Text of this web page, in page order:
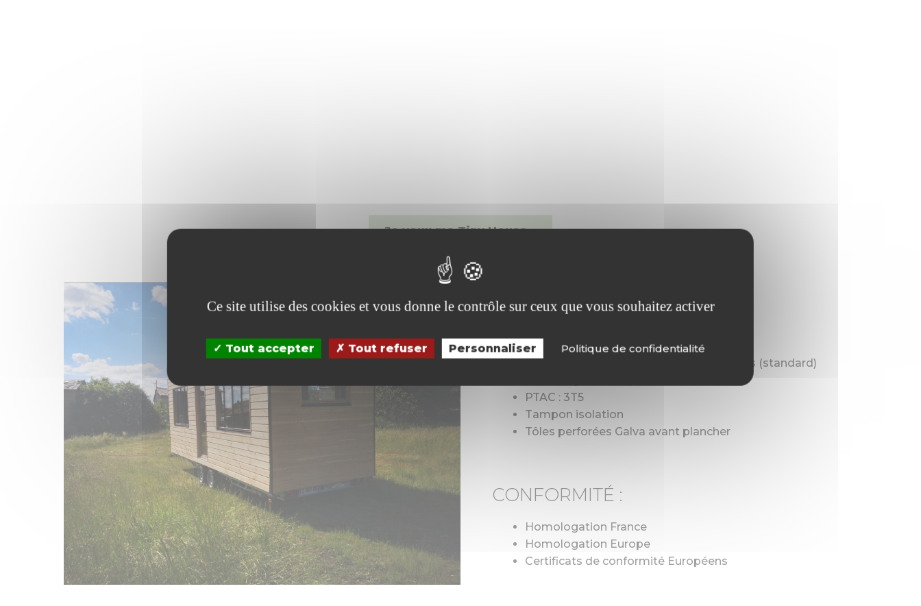
Je veux ma Tiny House…
DESCRIPTIF :
Galvanisé à plein bain
Fiche raccordement électrique 13 broches (standard)
PTAC : 3T5
Tampon isolation
Tôles perforées Galva avant plancher
CONFORMITÉ :
Homologation France
Homologation Europe
Certificats de conformité Européens
Ce site utilise des cookies et vous donne le contrôle sur ceux que vous souhaitez activer
Tout accepter Tout refuser Personnaliser Politique de confidentialité